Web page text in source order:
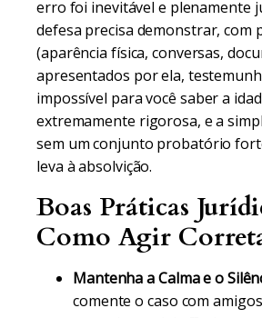
erro foi inevitável e plenamente
defesa precisa demonstrar, com
(aparência física, conversas,
apresentados por ela,
impossível para você saber a
extremamente rigorosa, e a
sem um conjunto probatório
leva à absolvição.
Boas Práticas
Como Agir
Mantenha a Calma e o
comente o caso com